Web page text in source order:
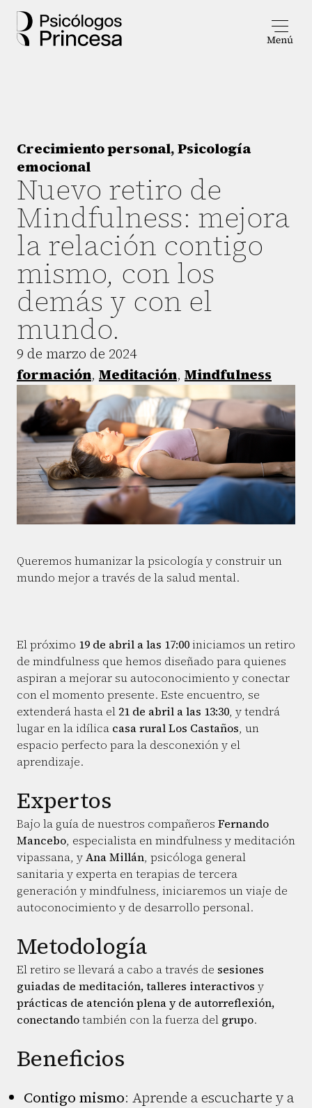
Crecimiento personal,Psicología
emocional
Nuevo retiro de
Mindfulness: mejora
la relación contigo
mismo, con los
demás y con el
mundo.
9 de marzo de 2024
formación, Meditación, Mindfulness
Queremos humanizar la psicología y construir un
mundo mejor a través de la salud mental.
El próximo 19 de abril a las 17:00 iniciamos un retiro
de mindfulness que hemos diseñado para quienes
aspiran a mejorar su autoconocimiento y conectar
con el momento presente. Este encuentro, se
extenderá hasta el 21 de abril a las 13:30, y tendrá
lugar en la idílica casa rural Los Castaños, un
espacio perfecto para la desconexión y el
aprendizaje.
Expertos
Bajo la guía de nuestros compañeros Fernando
Mancebo, especialista en mindfulness y meditación
vipassana, yAna Millán, psicóloga general
sanitaria y experta en terapias de tercera
generación y mindfulness, iniciaremos un viaje de
autoconocimiento y de desarrollo personal.
Metodología
El retiro se llevará a cabo a través de sesiones
guiadas de meditación, talleres interactivos y
prácticas de atención plena y de autorreflexión,
conectandotambién con la fuerza del grupo.
Beneficios
Contigo mismo: Aprende a escucharte y a